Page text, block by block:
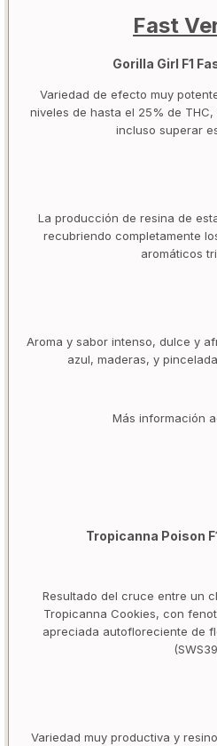
Fast
Gorilla Girl F1
Variedad de efecto muy
niveles de hasta el 25% de
incluso superar
La producción de resina de
recubriendo completamente
aromáticos
Aroma y sabor intenso, dulce y
azul, maderas, y
Más información
Tropicanna Poison
Resultado del cruce entre un
Tropicanna Cookies, con
apreciada autofloreciente de
Variedad muy productiva y